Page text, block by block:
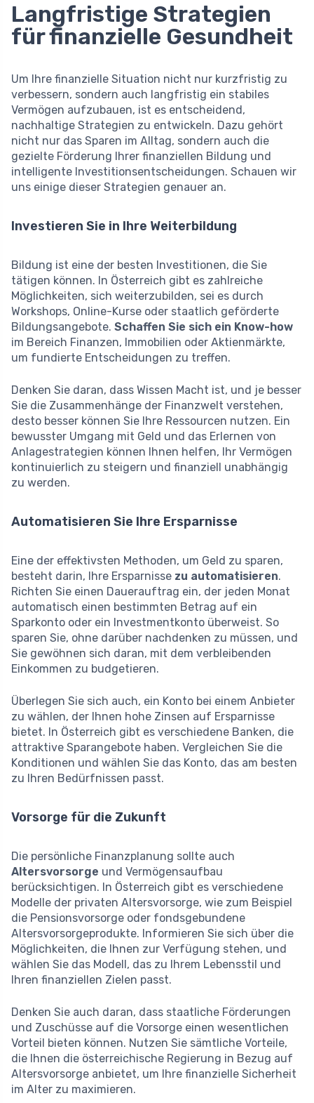
Langfristige Strategien
für finanzielle Gesundheit
Um Ihre finanzielle Situation nicht nur kurzfristig zu
verbessern, sondern auch langfristig ein stabiles
Vermögen aufzubauen, ist es entscheidend,
nachhaltige Strategien zu entwickeln. Dazu gehört
nicht nur das Sparen im Alltag, sondern auch die
gezielte Förderung Ihrer finanziellen Bildung und
intelligente Investitionsentscheidungen. Schauen wir
uns einige dieser Strategien genauer an.
Investieren Sie in Ihre Weiterbildung
Bildung ist eine der besten Investitionen, die Sie
tätigen können. In Österreich gibt es zahlreiche
Möglichkeiten, sich weiterzubilden, sei es durch
Workshops, Online-Kurse oder staatlich geförderte
Bildungsangebote. Schaffen Sie sich ein Know-how
im Bereich Finanzen, Immobilien oder Aktienmärkte,
um fundierte Entscheidungen zu treffen.
Denken Sie daran, dass Wissen Macht ist, und je besser
Sie die Zusammenhänge der Finanzwelt verstehen,
desto besser können Sie Ihre Ressourcen nutzen. Ein
bewusster Umgang mit Geld und das Erlernen von
Anlagestrategien können Ihnen helfen, Ihr Vermögen
kontinuierlich zu steigern und finanziell unabhängig
zu werden.
Automatisieren Sie Ihre Ersparnisse
Eine der effektivsten Methoden, um Geld zu sparen,
besteht darin, Ihre Ersparnisse zu automatisieren.
Richten Sie einen Dauerauftrag ein, der jeden Monat
automatisch einen bestimmten Betrag auf ein
Sparkonto oder ein Investmentkonto überweist. So
sparen Sie, ohne darüber nachdenken zu müssen, und
Sie gewöhnen sich daran, mit dem verbleibenden
Einkommen zu budgetieren.
Überlegen Sie sich auch, ein Konto bei einem Anbieter
zu wählen, der Ihnen hohe Zinsen auf Ersparnisse
bietet. In Österreich gibt es verschiedene Banken, die
attraktive Sparangebote haben. Vergleichen Sie die
Konditionen und wählen Sie das Konto, das am besten
zu Ihren Bedürfnissen passt.
Vorsorge für die Zukunft
Die persönliche Finanzplanung sollte auch
Altersvorsorge und Vermögensaufbau
berücksichtigen. In Österreich gibt es verschiedene
Modelle der privaten Altersvorsorge, wie zum Beispiel
die Pensionsvorsorge oder fondsgebundene
Altersvorsorgeprodukte. Informieren Sie sich über die
Möglichkeiten, die Ihnen zur Verfügung stehen, und
wählen Sie das Modell, das zu Ihrem Lebensstil und
Ihren finanziellen Zielen passt.
Denken Sie auch daran, dass staatliche Förderungen
und Zuschüsse auf die Vorsorge einen wesentlichen
Vorteil bieten können. Nutzen Sie sämtliche Vorteile,
die Ihnen die österreichische Regierung in Bezug auf
Altersvorsorge anbietet, um Ihre finanzielle Sicherheit
im Alter zu maximieren.